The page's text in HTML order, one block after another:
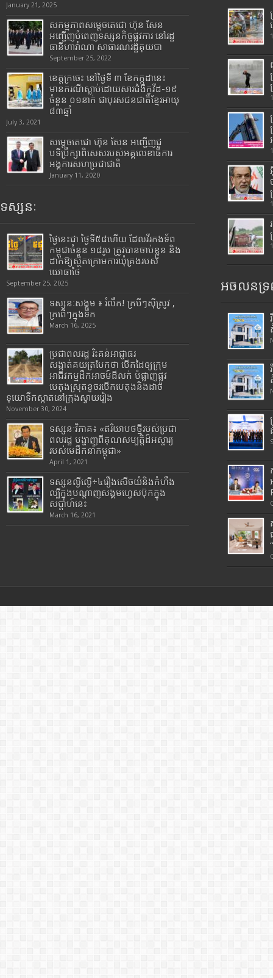
January 21, 2025
សកម្មភាពសម្តេចតេជោ ហ៊ុន សែន
អញ្ជើញបំពេញទស្សនកិច្ចផ្លូវការ នៅរដ្ឋ
ធានីហាវ៉ាណា សាធារណរដ្ឋគុយបា
September 25, 2022
ខេត្តក្រចេះ នៅថ្ងៃទី ៣ ខែកក្កដានេះ
មានករណីស្លាប់ដោយសារជំងឺកូវីដ-១៩
ចំនួន ០១នាក់ ជាបុរសជនជាតិខ្មែរអាយុ
៨៣ឆ្នាំ
July 3, 2021
សម្តេចតេជោ ហ៊ុន សែន អញ្ជើញជួ
បទីប្រឹក្សាពិសេសរបស់អគ្គលេខាធិការ
អង្គការសហប្រជាជាតិ
January 11, 2020
ទស្សនៈ
ថ្ងៃនេះជា ថ្ងៃទី៥៨ហើយ ដែលវីរកងទ័ព
កម្ពុជាចំនួន ១៨រូប ត្រូវបានចាប់ខ្លួន និង
ដាក់ឱ្យស្ថិតក្រោមការឃុំគ្រងរបស់
យោធាថៃ
September 25, 2025
ទស្សនៈសង្គម ៖ រំលឹក! ក្របីៗស៊ីស្រូវ ,
ក្រពើៗក្នុងទឹក
March 16, 2025
ប្រជាពលរដ្ឋ រិះគន់អាជ្ញាធរ
សង្កាត់គយត្របែកថា បើកដៃឲ្យក្រុម
អាជីវកម្មដឹកអាចម៍ដីលក់ បំផ្លាញផ្លូវ
បេតុងស្រុតខូចរបើកបេតុងនិងដាច់
ទុយោទឹកស្អាតនៅក្រុងស្វាយរៀង
November 30, 2024
ទស្សនៈវិភាគ៖ «ឥរិយាបថថ្មីរបស់ប្រជា
ពលរដ្ឋ បង្ហាញពីគុណសម្បត្តិដ៏អស្ចារ្យ
របស់មេដឹកនាំកម្ពុជា»
April 1, 2021
ទស្សនល្ងីល្ងើ÷៤រឿងសើចយំនិងកំហឹង
ល្បីក្នុងបណ្តាញសង្គមហ្វេសប៊ុកក្នុង
សប្តាហ៍នេះ
March 16, 2021
អចលនទ្រ